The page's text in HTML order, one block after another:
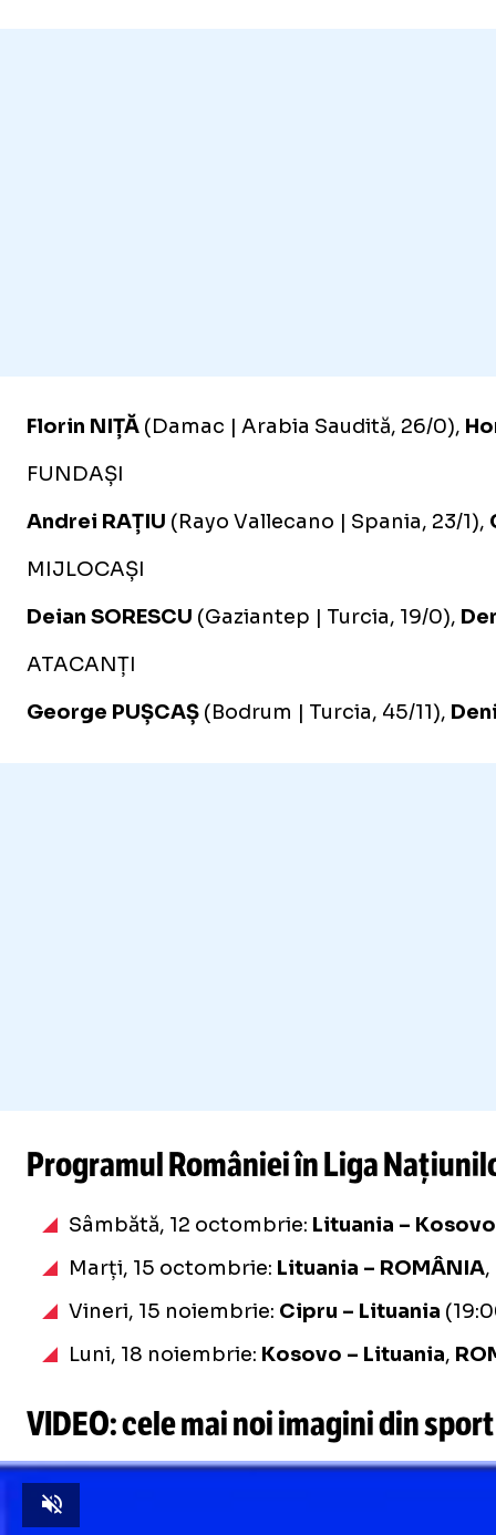
Florin NIȚĂ(Damac | Arabia Saudită, 26/0),
FUNDAȘI
Andrei RAȚIU (Rayo Vallecano | Spania, 23/1),
MIJLOCAȘI
Deian SORESCU (Gaziantep | Turcia, 19/0),
ATACANȚI
George PUȘCAȘ(Bodrum | Turcia, 45/11),
Programul României în Liga
Sâmbătă, 12 octombrie: Lituania – Kosovo
Marți, 15 octombrie: Lituania – ROMÂNIA,
Vineri, 15 noiembrie: Cipru – Lituania
Luni, 18 noiembrie: Kosovo – Lituania,
VIDEO: cele mai noi imagini din sport
Unmute